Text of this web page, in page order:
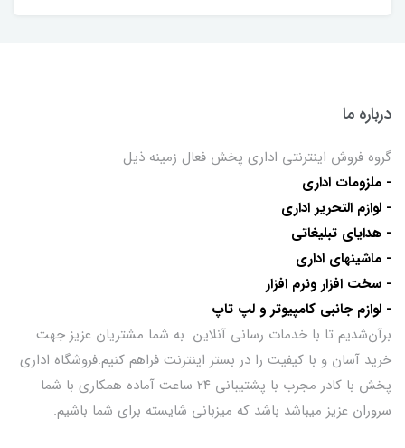
درباره ما
گروه فروش اینترنتی اداری پخش فعال زمینه ذیل
- ملزومات اداری
- لوازم التحریر اداری
- هدایای تبلیغاتی
- ماشینهای اداری
- سخت افزار ونرم افزار
- لوازم جانبی کامپیوتر و لپ تاپ
برآن‌شدیم تا با خدمات رسانی آنلاین به شما مشتریان عزیز جهت
خرید آسان و با کیفیت را در بستر اینترنت فراهم کنیم.فروشگاه اداری
پخش با کادر مجرب با پشتیبانی ۲۴ ساعت آماده همکاری با شما
سروران عزیز میباشد باشد که میزبانی شایسته برای شما باشیم.